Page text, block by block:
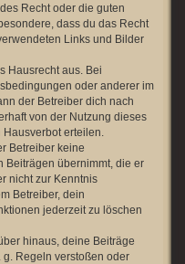
Recht oder die guten
dass du das Recht
Links und Bilder
Hausrecht aus. Bei
oder anderer im
der Betreiber dich nach
von der Nutzung dieses
erteilen.
Betreiber keine
Beiträgen übernimmt, die er
nicht zur Kenntnis
Betreiber, dein
jederzeit zu löschen
hinaus, deine Beiträge
Regeln verstoßen oder